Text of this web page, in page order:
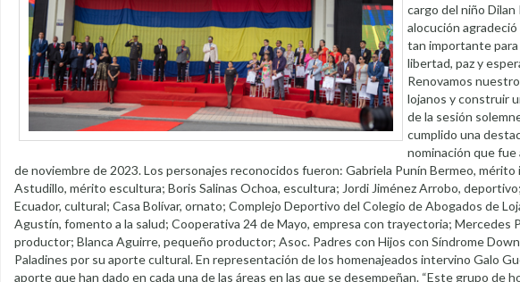
cargo del niño
alocución
tan importante para
libertad, paz y
Renovamos
lojanos y construir
de la sesión
cumplido una
nominación que fue
de noviembre de 2023. Los personajes reconocidos fueron: Gabriela Punín Bermeo,
Astudillo, mérito escultura; Boris Salinas Ochoa, escultura; Jordi Jiménez Arrobo,
Ecuador, cultural; Casa Bolívar, ornato; Complejo Deportivo del Colegio de Abogados de
Agustín, fomento a la salud; Cooperativa 24 de Mayo, empresa con trayectoria; Mercedes
productor; Blanca Aguirre, pequeño productor; Asoc. Padres con Hijos con Síndrome
Paladines por su aporte cultural. En representación de los homenajeados intervino Galo
aporte que han dado en cada una de las áreas en las que se desempeñan. “Este grupo